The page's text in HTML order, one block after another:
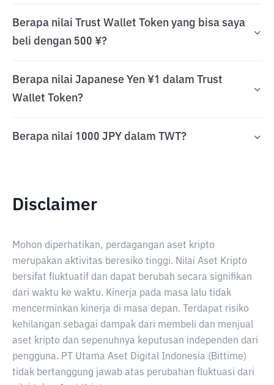
Berapa nilai Trust Wallet Token yang bisa saya
beli dengan 500 ¥?
Berapa nilai Japanese Yen ¥1 dalam Trust
Wallet Token?
Berapa nilai 1000 JPY dalam TWT?
Disclaimer
Mohon diperhatikan, perdagangan aset kripto
merupakan aktivitas beresiko tinggi. Nilai Aset Kripto
bersifat fluktuatif dan dapat berubah secara signifikan
dari waktu ke waktu. Kinerja pada masa lalu tidak
mencerminkan kinerja di masa depan. Terdapat risiko
kehilangan sebagai dampak dari membeli dan menjual
aset kripto dan sepenuhnya keputusan independen dari
pengguna. PT Utama Aset Digital Indonesia (Bittime)
tidak bertanggung jawab atas perubahan fluktuasi dari